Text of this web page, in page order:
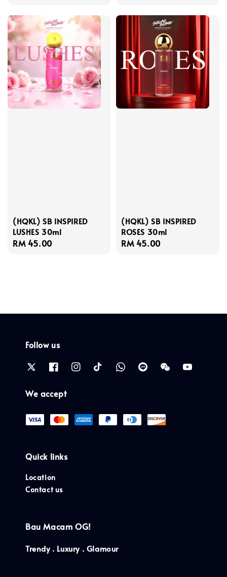
(HQKL) SB INSPIRED
LUSHES 30ml
Regular
RM 45.00
(HQKL) SB INSPIRED
ROSES 30ml
Regular
RM 45.00
Follow us
We accept
Quick links
Location
Contact us
Bau Macam OG!
Trendy . Luxury . Glamour